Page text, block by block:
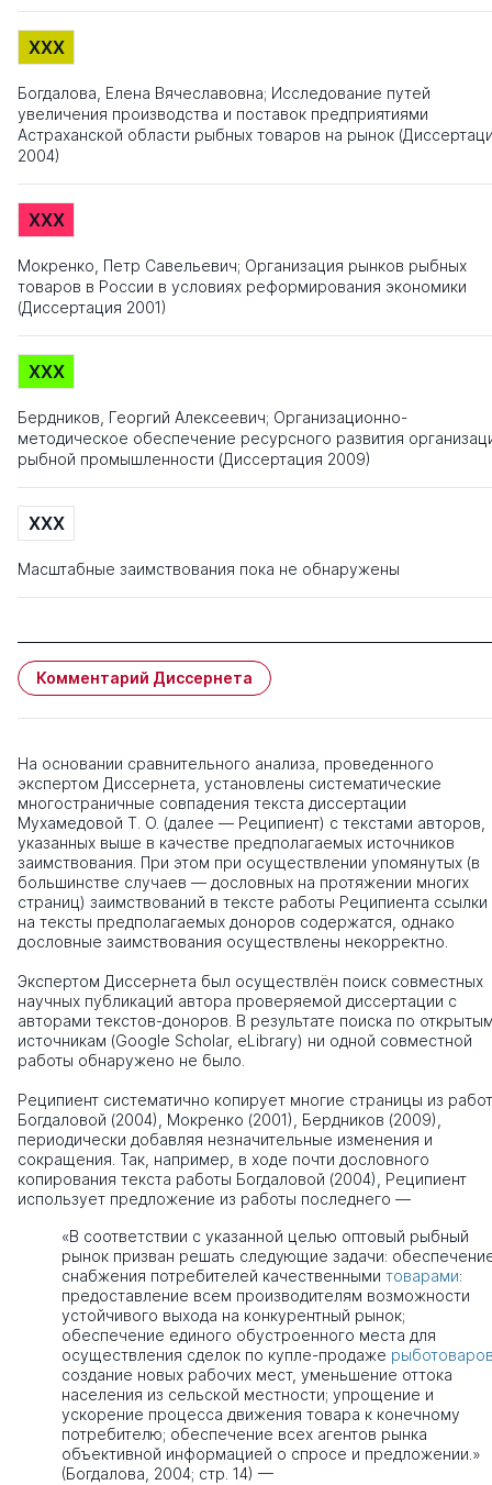
XXX
Богдалова, Елена Вячеславовна; Исследование путей
увеличения производства и поставок предприятиями
Астраханской области рыбных товаров на рынок
2004)
XXX
Мокренко, Петр Савельевич; Организация рынков рыбных
товаров в России в условиях реформирования экономики
(Диссертация 2001)
XXX
Бердников, Георгий Алексеевич; Организационно-
методическое обеспечение ресурсного развития
рыбной промышленности (Диссертация 2009)
XXX
Масштабные заимствования пока не обнаружены
Комментарий Диссернета
На основании сравнительного анализа, проведенного
экспертом Диссернета, установлены систематические
многостраничные совпадения текста диссертации
Мухамедовой Т. О. (далее — Реципиент) с текстами авторов,
указанных выше в качестве предполагаемых источников
заимствования. При этом при осуществлении упомянутых (в
большинстве случаев — дословных на протяжении многих
страниц) заимствований в тексте работы Реципиента ссылки
на тексты предполагаемых доноров содержатся, однако
дословные заимствования осуществлены некорректно.
Экспертом Диссернета был осуществлён поиск совместных
научных публикаций автора проверяемой диссертации с
авторами текстов-доноров. В результате поиска по
источникам (Google Scholar, eLibrary) ни одной совместной
работы обнаружено не было.
Реципиент систематично копирует многие страницы из работ
Богдаловой (2004), Мокренко (2001), Бердников (2009),
периодически добавляя незначительные изменения и
сокращения. Так, например, в ходе почти дословного
копирования текста работы Богдаловой (2004), Реципиент
использует предложение из работы последнего —
«В соответствии с указанной целью оптовый рыбный
рынок призван решать следующие задачи:
снабжения потребителей качественными товарами:
предоставление всем производителям возможности
устойчивого выхода на конкурентный рынок;
обеспечение единого обустроенного места для
осуществления сделок по купле-продаже
создание новых рабочих мест, уменьшение оттока
населения из сельской местности; упрощение и
ускорение процесса движения товара к конечному
потребителю; обеспечение всех агентов рынка
объективной информацией о спросе и предложении.»
(Богдалова, 2004; стр. 14) —